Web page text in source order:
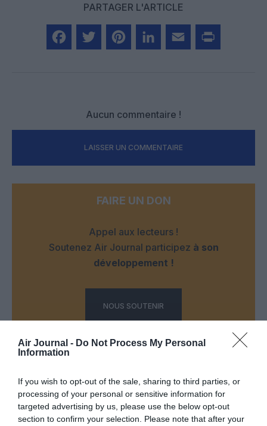
Air Journal - Do Not Process My Personal
Information
If you wish to opt-out of the sale, sharing to third parties, or
processing of your personal or sensitive information for
targeted advertising by us, please use the below opt-out
section to confirm your selection. Please note that after your
PARTAGER L'ARTICLE
Aucun commentaire !
LAISSER UN COMMENTAIRE
FAIRE UN DON
Appel aux lecteurs !
Soutenez Air Journal participez à son
développement !
NOUS SOUTENIR
DERNIERS COMMENTAIRES